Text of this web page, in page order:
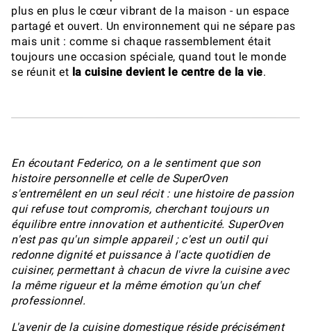
plus en plus le cœur vibrant de la maison - un espace
partagé et ouvert. Un environnement qui ne sépare pas
mais unit : comme si chaque rassemblement était
toujours une occasion spéciale, quand tout le monde
se réunit et la cuisine devient le centre de la vie.
En écoutant Federico, on a le sentiment que son
histoire personnelle et celle de SuperOven
s'entremêlent en un seul récit : une histoire de passion
qui refuse tout compromis, cherchant toujours un
équilibre entre innovation et authenticité. SuperOven
n'est pas qu'un simple appareil ; c'est un outil qui
redonne dignité et puissance à l'acte quotidien de
cuisiner, permettant à chacun de vivre la cuisine avec
la même rigueur et la même émotion qu'un chef
professionnel.
L'avenir de la cuisine domestique réside précisément